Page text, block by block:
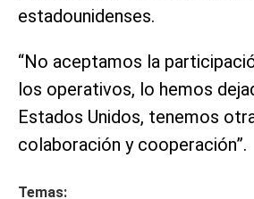
estadounidenses.
“No aceptamos la
los operativos, lo hemos
Estados Unidos, tenemos
colaboración y cooperación”.
Temas: